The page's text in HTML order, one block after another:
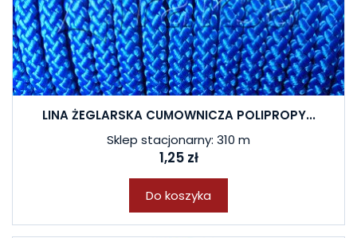
LINA ŻEGLARSKA CUMOWNICZA POLIPROPY...
Sklep stacjonarny: 310 m
1,25 zł
Do koszyka